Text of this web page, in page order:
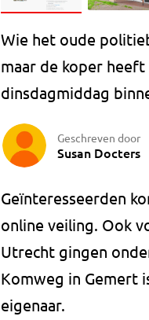
Wie het oude
maar de koper
dinsdagmiddag
Geschreven door
Susan Docters
Geïnteresseerden
online veiling. Ook
Utrecht gingen
Komweg in Gemert
eigenaar.